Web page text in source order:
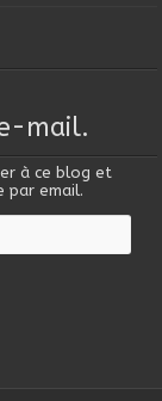
mail.
à ce blog et
par email.